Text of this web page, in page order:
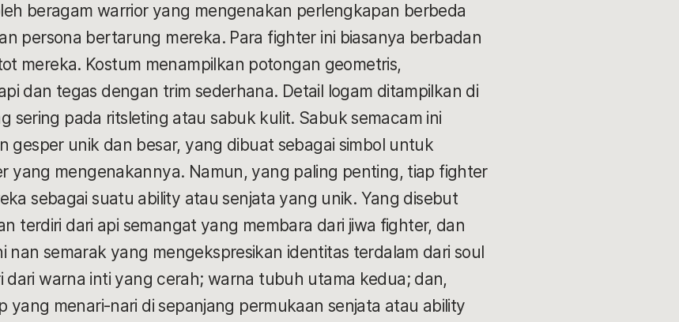
beragam warrior yang mengenakan perlengkapan berbeda
persona bertarung mereka. Para fighter ini biasanya berbadan
mereka. Kostum menampilkan potongan geometris,
dan tegas dengan trim sederhana. Detail logam ditampilkan di
sering pada ritsleting atau sabuk kulit. Sabuk semacam ini
gesper unik dan besar, yang dibuat sebagai simbol untuk
yang mengenakannya. Namun, yang paling penting, tiap fighter
sebagai suatu ability atau senjata yang unik. Yang disebut
terdiri dari api semangat yang membara dari jiwa fighter, dan
nan semarak yang mengekspresikan identitas terdalam dari soul
dari warna inti yang cerah; warna tubuh utama kedua; dan,
yang menari-nari di sepanjang permukaan senjata atau ability